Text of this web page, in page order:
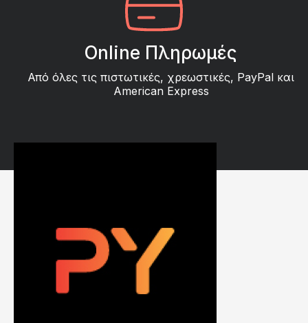
Online Πληρωμές
Από όλες τις πιστωτικές, χρεωστικές, PayPal και
American Express